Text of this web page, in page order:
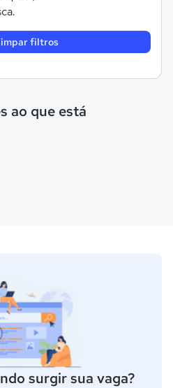
filtros
ao que está
surgir sua vaga?